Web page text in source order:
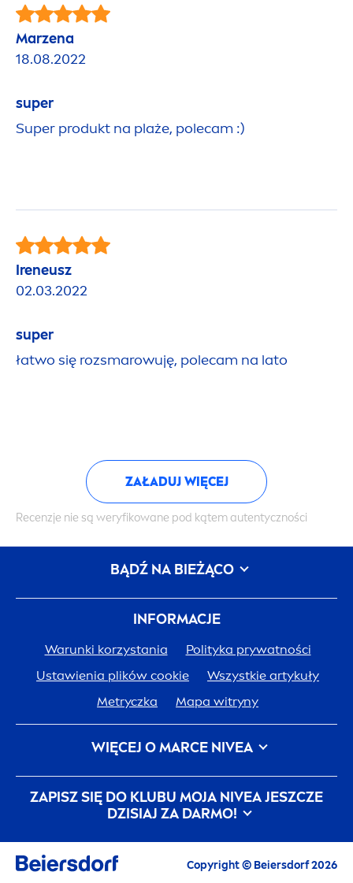
Marzena
18.08.2022
super
Super produkt na plaże, polecam :)
Ireneusz
02.03.2022
super
łatwo się rozsmarowuję, polecam na lato
ZAŁADUJ WIĘCEJ
Recenzje nie są weryfikowane pod kątem autentyczności
INFORMACJE
Warunki korzystania
Polityka prywatności
Ustawienia plików cookie
Wszystkie artykuły
Metryczka
Mapa witryny
WIĘCEJ O MARCE NIVEA
HistoriaNIVEA
Kariera w Beiersdorf
JEDNA SKÓRA. JEDNA PLANETA. JEDNA TROSKA.
ZAPISZ SIĘ DO KLUBU MOJA NIVEAJESZCZE
DZISIAJ ZA DARMO!
E-mail
BĄDŹ NA BIEŻĄCO
Copyright © Beiersdorf 2026